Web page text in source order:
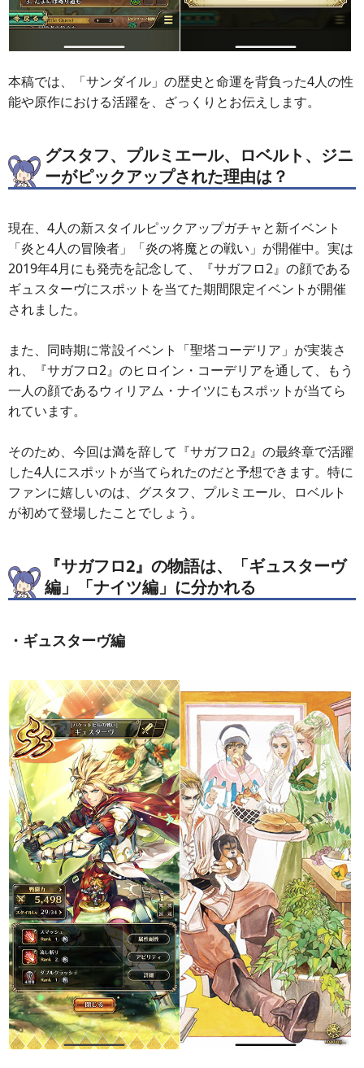
本稿では、「サンダイル」の歴史と命運を背負った4人の性
能や原作における活躍を、ざっくりとお伝えします。
グスタフ、プルミエール、ロベルト、ジニ
ーがピックアップされた理由は？
現在、4人の新スタイルピックアップガチャと新イベント
「炎と4人の冒険者」「炎の将魔との戦い」が開催中。実は
2019年4月にも発売を記念して、『サガフロ2』の顔である
ギュスターヴにスポットを当てた期間限定イベントが開催
されました。
また、同時期に常設イベント「聖塔コーデリア」が実装さ
れ、『サガフロ2』のヒロイン・コーデリアを通して、もう
一人の顔であるウィリアム・ナイツにもスポットが当てら
れています。
そのため、今回は満を辞して『サガフロ2』の最終章で活躍
した4人にスポットが当てられたのだと予想できます。特に
ファンに嬉しいのは、グスタフ、プルミエール、ロベルト
が初めて登場したことでしょう。
『サガフロ2』の物語は、「ギュスターヴ
編」「ナイツ編」に分かれる
・ギュスターヴ編